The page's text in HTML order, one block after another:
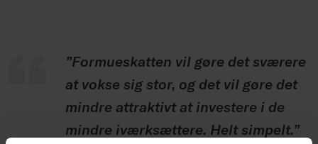
”Formueskatten vil gøre det sværere
at vokse sig stor, og det vil gøre det
mindre attraktivt at investere i de
mindre iværksættere. Helt simpelt.”